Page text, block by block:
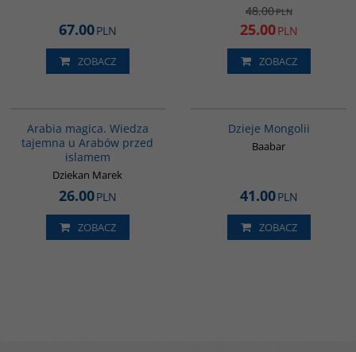
67.00PLN
ZOBACZ
48.00PLN
25.00PLN
ZOBACZ
Arabia magica. Wiedza
tajemna u Arabów przed
islamem
Dziekan Marek
26.00PLN
ZOBACZ
Dzieje Mongolii
Baabar
41.00PLN
ZOBACZ